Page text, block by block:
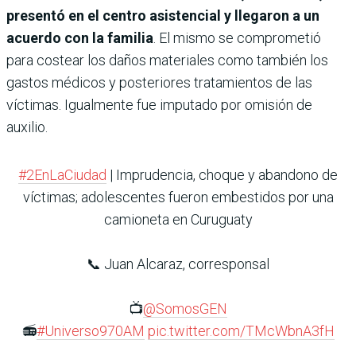
presentó en el centro asistencial y llegaron a un
acuerdo con la familia . El mismo se comprometió
para costear los daños materiales como también los
gastos médicos y posteriores tratamientos de las
víctimas. Igualmente fue imputado por omisión de
auxilio.
#2EnLaCiudad | Imprudencia, choque y abandono de
víctimas; adolescentes fueron embestidos por una
camioneta en Curuguaty
📞 Juan Alcaraz, corresponsal
📺@SomosGEN
📻#Universo970AM pic.twitter.com/TMcWbnA3fH